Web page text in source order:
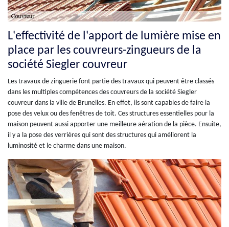
L'effectivité de l'apport de lumière mise en
place par les couvreurs-zingueurs de la
société Siegler couvreur
Les travaux de zinguerie font partie des travaux qui peuvent être classés
dans les multiples compétences des couvreurs de la société Siegler
couvreur dans la ville de Brunelles. En effet, ils sont capables de faire la
pose des velux ou des fenêtres de toit. Ces structures essentielles pour la
maison peuvent aussi apporter une meilleure aération de la pièce. Ensuite,
il y a la pose des verrières qui sont des structures qui améliorent la
luminosité et le charme dans une maison.